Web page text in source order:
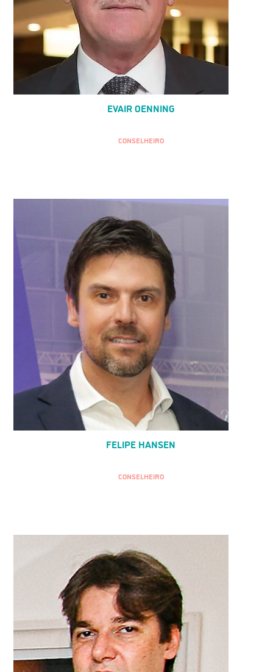
EVAIR OENNING
CONSELHEIRO
FELIPE HANSEN
CONSELHEIRO